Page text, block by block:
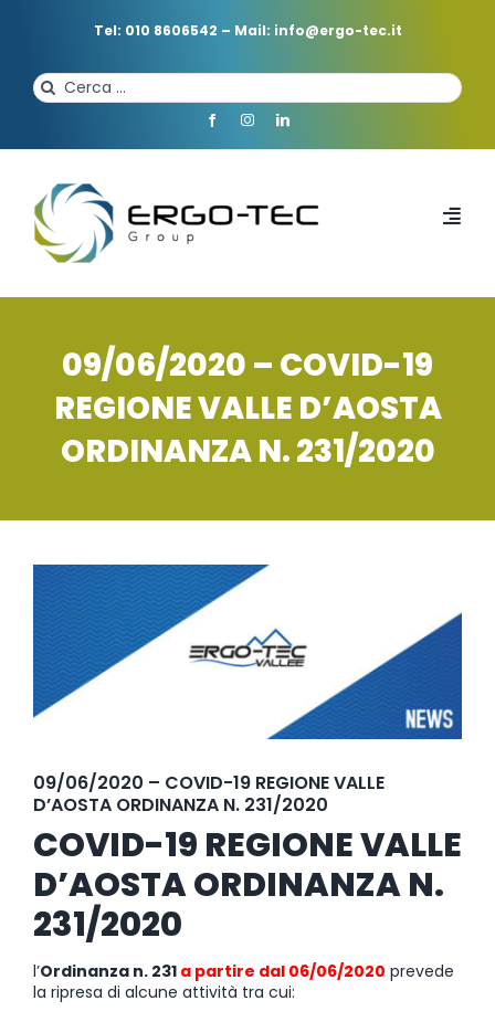
Tel: 010 8606542 – Mail: info@ergo-tec.it
Cerca
per:
HOME
CHI SIAMO
PROFESSIONISTI
SERVIZI
EVENTI NOVITÀ
09/06/2020 – COVID-19
REGIONE VALLE D’AOSTA
ORDINANZA N. 231/2020
Ingrandisci
immagine
09/06/2020 – COVID-19 REGIONE VALLE
D’AOSTA ORDINANZA N. 231/2020
COVID-19 REGIONE VALLE
D’AOSTA ORDINANZA N.
231/2020
l’Ordinanza n. 231 a partire dal 06/06/2020 prevede
la ripresa di alcune attività tra cui: